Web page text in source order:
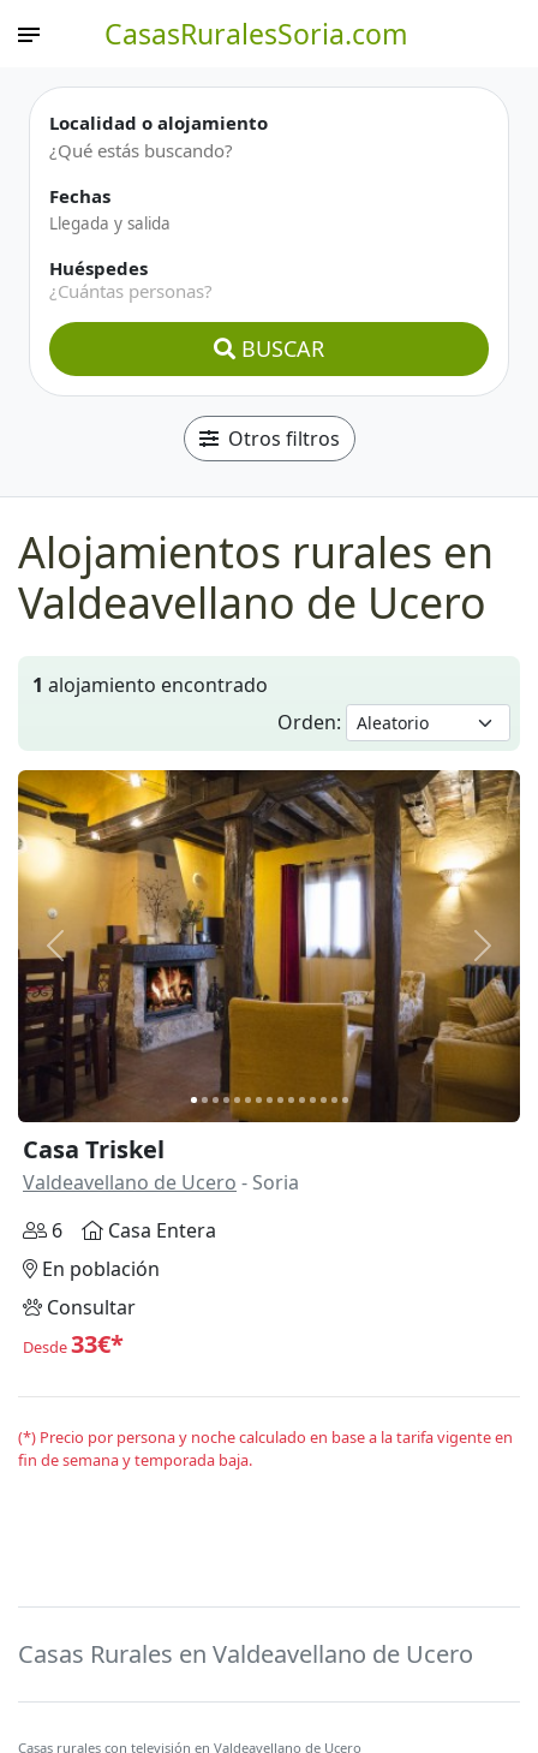
CasasRuralesSoria.com
Localidad o alojamiento
Fechas
Huéspedes
¿Cuántas personas?
BUSCAR
Otros filtros
Alojamientos rurales en
Valdeavellano de Ucero
1 alojamiento encontrado
Orden:
Anterior
Casa Triskel
Valdeavellano de Ucero - Soria
6
Casa Entera
En población
Consultar
Desde33€*
(*) Precio por persona y noche calculado en base a la tarifa vigente en
fin de semana y temporada baja.
Casas Rurales en Valdeavellano de Ucero
Casas rurales con televisión en Valdeavellano de Ucero